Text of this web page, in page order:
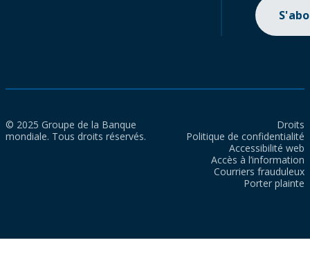
© 2025 Groupe de la Banque
mondiale. Tous droits réservés.
Droits
Politique de confidentialité
Accessibilité web
Accès à l’information
Courriers frauduleux
Porter plainte